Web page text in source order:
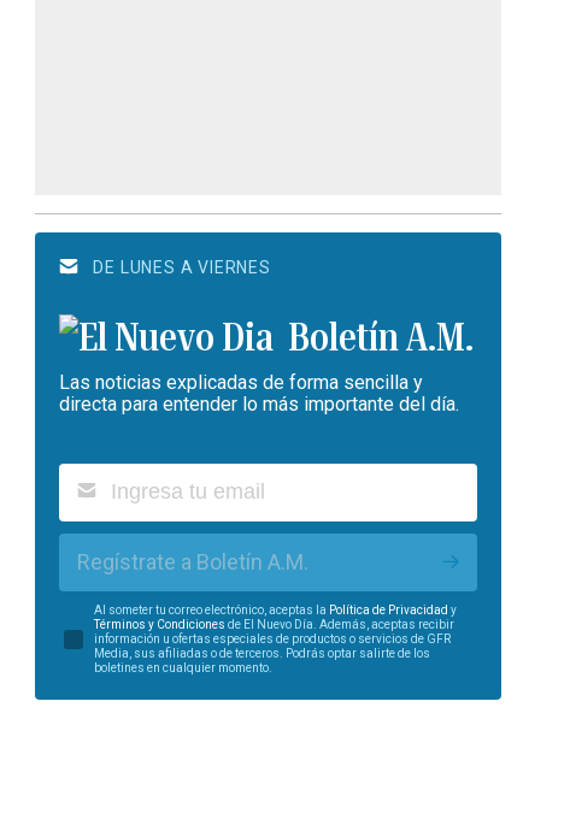
DE LUNES A VIERNES
Boletín A.M.
Las noticias explicadas de forma sencilla y
directa para entender lo más importante del día.
Regístrate a Boletín A.M.
Al someter tu correo electrónico, aceptas la Política de Privacidad y
Términos y Condiciones de El Nuevo Día. Además, aceptas recibir
información u ofertas especiales de productos o servicios de GFR
Media, sus afiliadas o de terceros. Podrás optar salirte de los
boletines en cualquier momento.